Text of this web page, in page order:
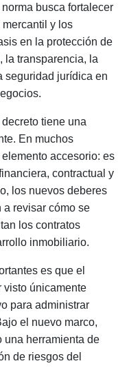
busca fortalecer
y los
en la protección de
la transparencia, la
seguridad jurídica en
tiene una
En muchos
accesorio: es
contractual y
los nuevos deberes
a revisar cómo se
los contratos
inmobiliario.
es que el
visto únicamente
para administrar
el nuevo marco,
una herramienta de
de riesgos del